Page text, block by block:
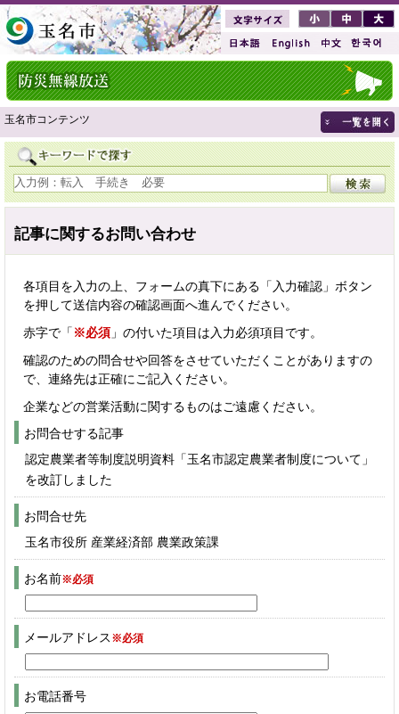
玉名市コンテンツ
記事に関するお問い合わせ
各項目を入力の上、フォームの真下にある「入力確認」ボタン
を押して送信内容の確認画面へ進んでください。
赤字で「 ※必須 」の付いた項目は入力必須項目です。
確認のための問合せや回答をさせていただくことがありますの
で、連絡先は正確にご記入ください。
企業などの営業活動に関するものはご遠慮ください。
お問合せする記事
認定農業者等制度説明資料「玉名市認定農業者制度について」
を改訂しました
お問合せ先
玉名市役所 産業経済部 農業政策課
お名前※必須
メールアドレス ※必須
お電話番号